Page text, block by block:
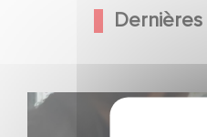
Une nouvelle comédie